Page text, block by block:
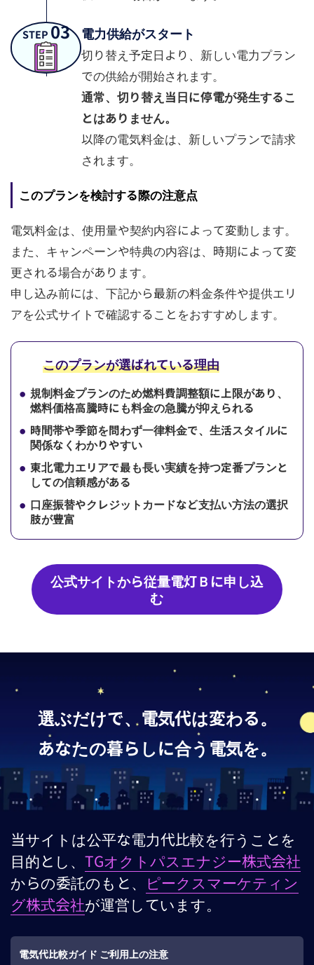
STEP03 電力供給がスタート
切り替え予定日より、新しい電力プラン
での供給が開始されます。
通常、切り替え当日に停電が発生するこ
とはありません。
以降の電気料金は、新しいプランで請求
されます。
このプランを検討する際の注意点
電気料金は、使用量や契約内容によって変動します。
また、キャンペーンや特典の内容は、時期によって変
更される場合があります。
申し込み前には、下記から最新の料金条件や提供エリ
アを公式サイトで確認することをおすすめします。
このプランが選ばれている理由
規制料金プランのため燃料費調整額に上限があり、
燃料価格高騰時にも料金の急騰が抑えられる
時間帯や季節を問わず一律料金で、生活スタイルに
関係なくわかりやすい
東北電力エリアで最も長い実績を持つ定番プランと
しての信頼感がある
口座振替やクレジットカードなど支払い方法の選択
肢が豊富
公式サイトから従量電灯Ｂに申し込
む
選ぶだけで、電気代は変わる。
あなたの暮らしに合う電気を。
当サイトは公平な電力代比較を行うことを
目的とし、 TGオクトパスエナジー株式会社
からの委託のもと、
ピークスマーケティン
グ株式会社が運営しています。
電気代比較ガイド ご利用上の注意